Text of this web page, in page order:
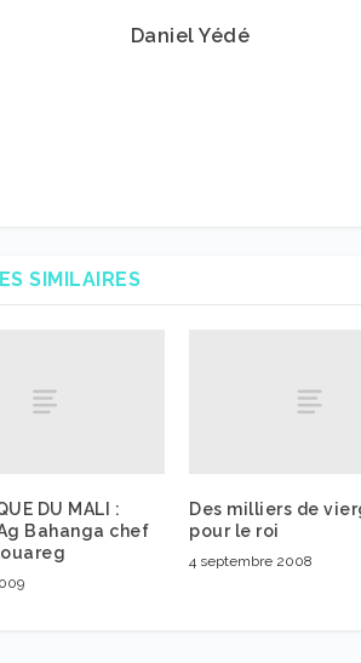
Daniel Yédé
SIMILAIRES
DU MALI :
Bahanga chef
Des milliers de
pour le roi
4 septembre 2008